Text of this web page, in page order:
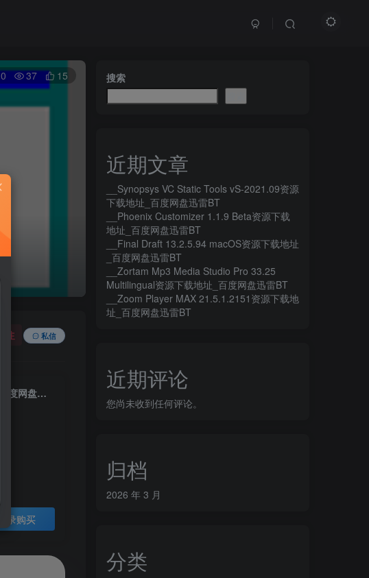
0 37 15
关注 私信
工程行业_Win64_Gambit 2.4.6 Linux64资源下载地址_百度网盘迅雷BT
登录购买
搜索
近期文章
__Synopsys VC Static Tools vS-2021.09资源
下载地址_百度网盘迅雷BT
__Phoenix Customizer 1.1.9 Beta资源下载
地址_百度网盘迅雷BT
__Final Draft 13.2.5.94 macOS资源下载地址
_百度网盘迅雷BT
__Zortam Mp3 Media Studio Pro 33.25
Multilingual资源下载地址_百度网盘迅雷BT
__Zoom Player MAX 21.5.1.2151资源下载地
址_百度网盘迅雷BT
近期评论
您尚未收到任何评论。
归档
2026 年 3 月
分类